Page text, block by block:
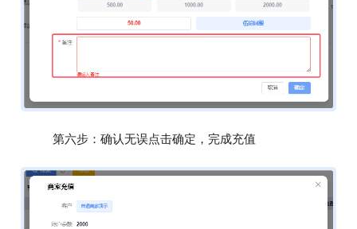
第六步：确认无误点击确定，完成充值